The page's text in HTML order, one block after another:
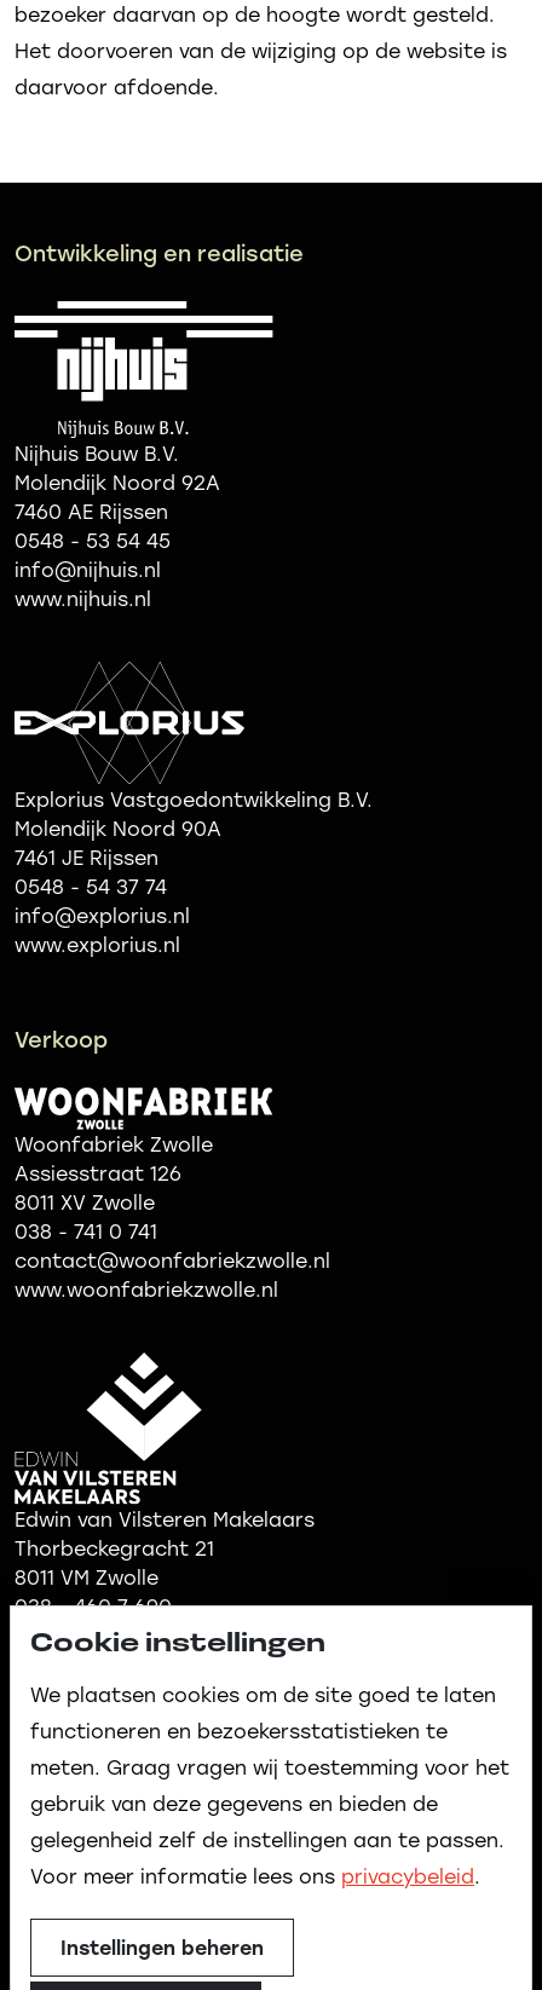
bezoeker daarvan op de hoogte wordt gesteld.
Het doorvoeren van de wijziging op de website is
daarvoor afdoende.
Ontwikkeling en realisatie
Nijhuis Bouw B.V.
Molendijk Noord 92A
7460 AE Rijssen
0548 - 53 54 45
info@nijhuis.nl
www.nijhuis.nl
Explorius Vastgoedontwikkeling B.V.
Molendijk Noord 90A
7461 JE Rijssen
0548 - 54 37 74
info@explorius.nl
www.explorius.nl
Verkoop
Woonfabriek Zwolle
Assiesstraat 126
8011 XV Zwolle
038 - 741 0 741
contact@woonfabriekzwolle.nl
www.woonfabriekzwolle.nl
Edwin van Vilsteren Makelaars
Thorbeckegracht 21
8011 VM Zwolle
038 - 460 7 690
info@evvmakelaars.nl
Cookie instellingen
We plaatsen cookies om de site goed te laten
functioneren en bezoekersstatistieken te
meten. Graag vragen wij toestemming voor het
gebruik van deze gegevens en bieden de
gelegenheid zelf de instellingen aan te passen.
Voor meer informatie lees ons privacybeleid.
Instellingen beheren